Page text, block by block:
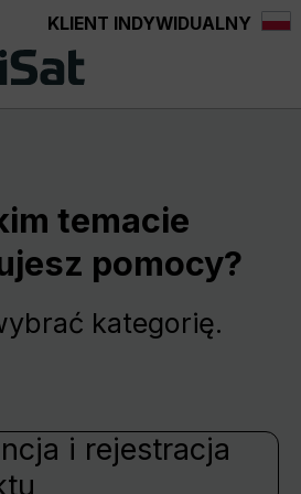
KLIENT INDYWIDUALNY
temacie
pomocy?
kategorię.
i rejestracja